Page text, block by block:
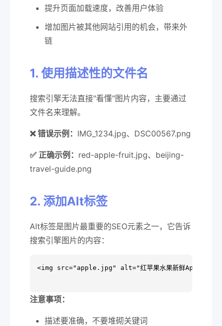
提升页面加载速度，改善用户体验
增加图片被其他网站引用的机会，带来外
链
1. 使用描述性的文件名
搜索引擎无法直接"看懂"图片内容，主要通过
文件名来理解。
❌ 错误示例： IMG_1234.jpg、DSC00567.png
✅ 正确示例： red-apple-fruit.jpg、beijing-
travel-guide.png
2. 添加Alt标签
Alt标签是图片最重要的SEO元素之一，它告诉
搜索引擎图片的内容：
<img src="apple.jpg" alt="红苹果水果新鲜Apple" />
注意事项：
描述要准确，不要堆砌关键词